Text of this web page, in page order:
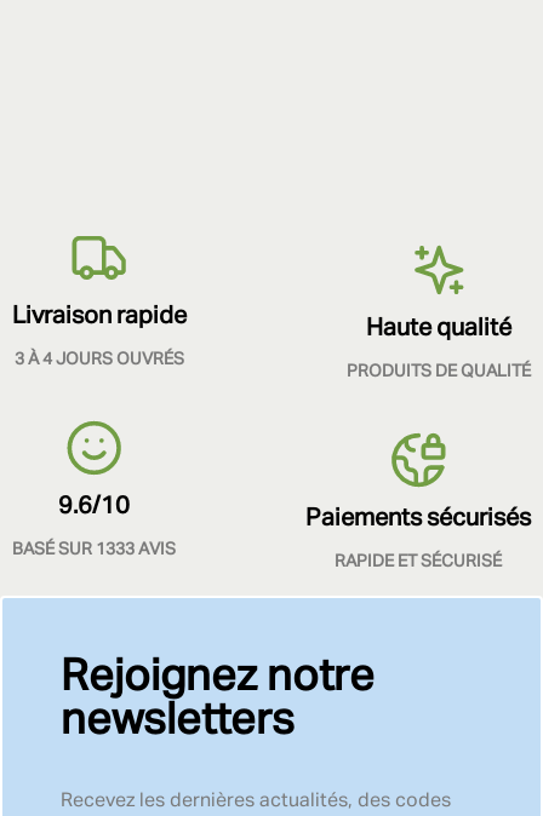
Livraison rapide
3 À 4 JOURS OUVRÉS
Haute qualité
PRODUITS DE QUALITÉ
9.6/10
BASÉ SUR 1333 AVIS
Paiements sécurisés
RAPIDE ET SÉCURISÉ
Rejoignez notre
newsletters
Recevez les dernières actualités, des codes